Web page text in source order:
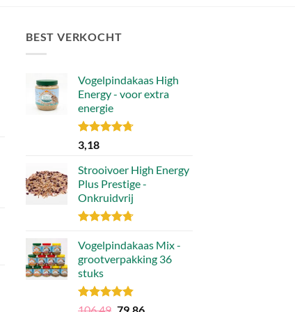
BEST VERKOCHT
Vogelpindakaas High
Energy - voor extra
energie
Gewaardeerd
4.70
3,18
Strooivoer High Energy
Plus Prestige -
Onkruidvrij
4.71uit 5
Vogelpindakaas Mix -
grootverpakking 36
stuks
Gewaardeerd
106,49 Oorspronkelijke
79,86Huidige